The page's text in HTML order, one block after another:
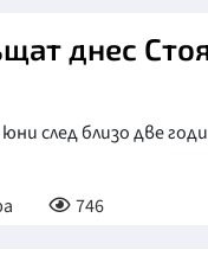
днес
след близо две
746